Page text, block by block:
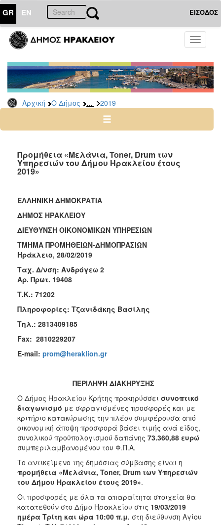
GR EN ΕΙΣΟΔΟΣ
Toggle
Αρχική Ο Δήμος ... 2019
ΔΗΜΟΣ
Διακηρύξεις
-
Δημοπρασίες
Αρχείο
2025
2023
2020
2019
2018
2017
2015
2013
ΑΝΘΕΚΤΙΚΗ
ΠΟΛΗ
Προμήθεια «Μελάνια, Toner, Drum των
Υπηρεσιών του Δήμου Ηρακλείου έτους
2019»
ΕΛΛΗΝΙΚΗ ΔΗΜΟΚΡΑΤΙΑ
ΔΗΜΟΣ ΗΡΑΚΛΕΙΟΥ
ΔΙΕΥΘΥΝΣΗ ΟΙΚΟΝΟΜΙΚΩΝ ΥΠΗΡΕΣΙΩΝ
ΤΜΗΜΑ ΠΡΟΜΗΘΕΙΩΝ-ΔΗΜΟΠΡΑΣΙΩΝ
Ηράκλειο, 28/02/2019
Ταχ. Δ/νση: Ανδρόγεω 2
Αρ. Πρωτ. 19408
Τ.Κ.: 71202
Πληροφορίες: Τζανιδάκης Βασίλης
Τηλ.: 2813409185
Fax: 2810229207
E-mail: prom@heraklion.gr
ΠΕΡΙΛΗΨΗ ΔΙΑΚΗΡΥΞΗΣ
Ο Δήμος Ηρακλείου Κρήτης προκηρύσσει συνοπτικό
διαγωνισμό με σφραγισμένες προσφορές και με
κριτήριο κατακύρωσης την πλέον συμφέρουσα από
οικονομική άποψη προσφορά βάσει τιμής ανά είδος,
συνολικού προϋπολογισμού δαπάνης 73.360,88 ευρώ
συμπεριλαμβανομένου του Φ.Π.Α.
Το αντικείμενο της δημόσιας σύμβασης είναι η
προμήθεια «Μελάνια, Toner, Drum των Υπηρεσιών
του Δήμου Ηρακλείου έτους 2019».
Οι προσφορές με όλα τα απαραίτητα στοιχεία θα
κατατεθούν στο Δήμο Ηρακλείου στις 19/03/2019
ημέρα Τρίτη και ώρα 10:00 π.μ. στη διεύθυνση Αγίου